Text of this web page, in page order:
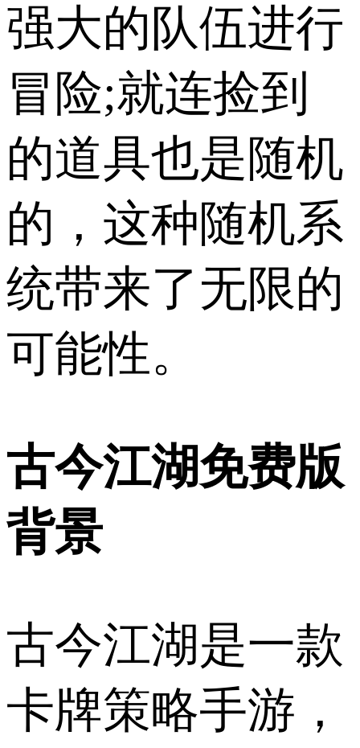
强大的队伍进行
冒险;就连捡到
的道具也是随机
的，这种随机系
统带来了无限的
可能性。
古今江湖免费版
背景
古今江湖是一款
卡牌策略手游，